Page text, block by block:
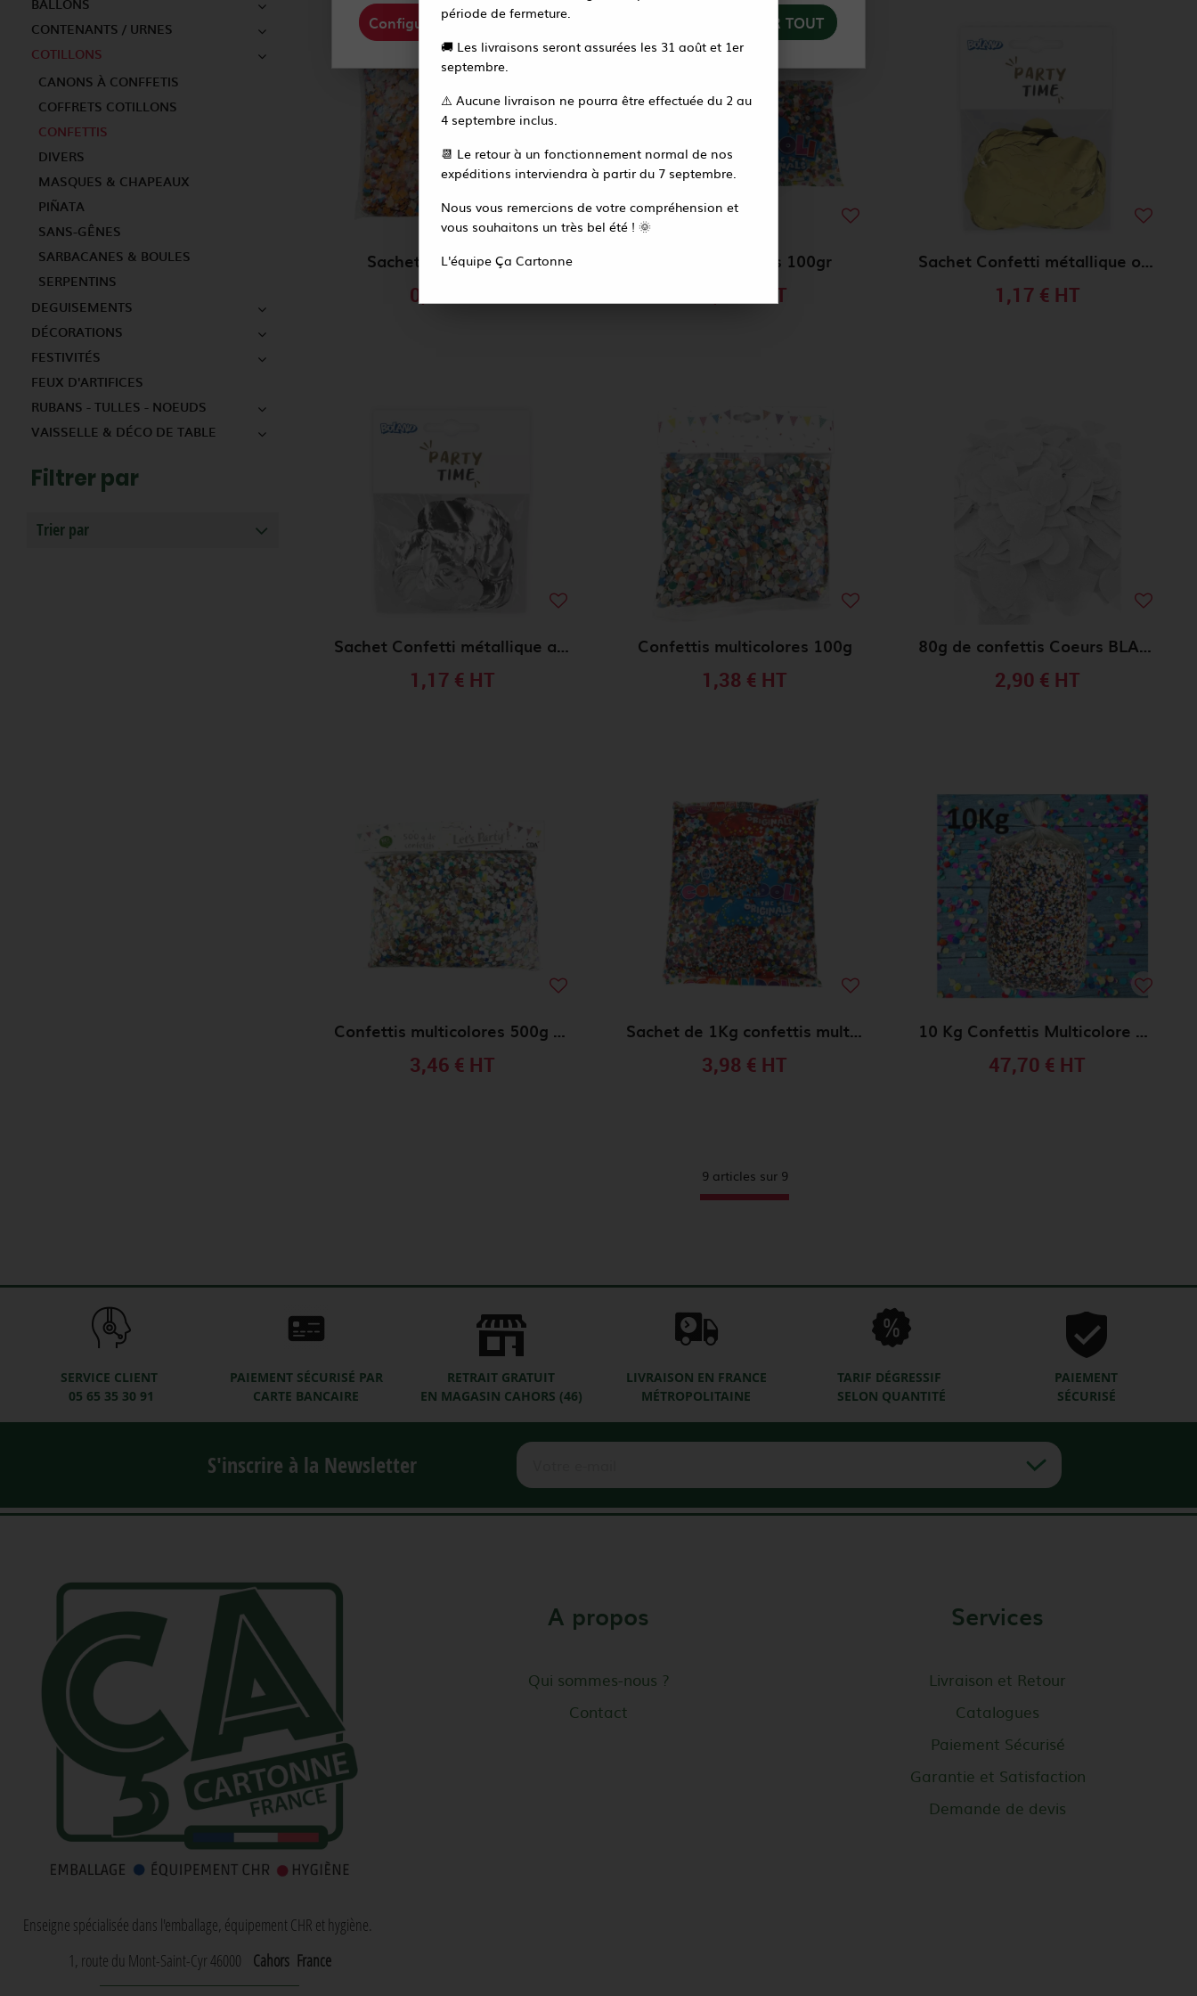
BALLONS
CONTENANTS / URNES
COTILLONS
CANONS À CONFFETIS
COFFRETS COTILLONS
CONFETTIS
DIVERS
MASQUES & CHAPEAUX
PIÑATA
SANS-GÊNES
SARBACANES & BOULES
SERPENTINS
DEGUISEMENTS
DÉCORATIONS
FESTIVITÉS
FEUX D'ARTIFICES
RUBANS - TULLES - NOEUDS
VAISSELLE & DÉCO DE TABLE
Filtrer par
Trier par
Sachet Confetti 100 g
0,61 €
Sac de confettis 100gr
HT
Sachet Confetti métallique or 30 g
1,17 € HT
Sachet Confetti métallique argent 30 g
1,17 € HT
Confettis multicolores 100g
1,38 € HT
80g de confettis Coeurs BLANC en boite décorée 5CM
2,90 € HT
Confettis multicolores 500g SC / CO22237SC
3,46 € HT
Sachet de 1Kg confettis multicolores /CO22320
3,98 € HT
10 Kg Confettis Multicolore CARNAVAL
47,70 € HT
9 articles sur 9
SERVICE CLIENT
05 65 35 30 91
PAIEMENT SÉCURISÉ PAR
CARTE BANCAIRE
RETRAIT GRATUIT
EN MAGASIN CAHORS (46)
LIVRAISON EN FRANCE
MÉTROPOLITAINE
TARIF DÉGRESSIF
SELON QUANTITÉ
PAIEMENT
SÉCURISÉ
S'inscrire à la Newsletter
Enseigne spécialisée dans l'emballage, équipement CHR et hygiène.
1, route du Mont-Saint-Cyr 46000 Cahors France
A propos
Qui sommes-nous ?
Contact
Services
Livraison et Retour
Catalogues
Paiement Sécurisé
Garantie et Satisfaction
Demande de devis
Configurer Tout refuser ACCEPTER TOUT
Vous recevrez alors un e-mail pour créer votre
nouveau mot de passe en quelques secondes.
Accéder à la page de connexion
période de fermeture.
🚚 Les livraisons seront assurées les 31 août et 1er
septembre.
⚠️ Aucune livraison ne pourra être effectuée du 2 au
4 septembre inclus.
📆 Le retour à un fonctionnement normal de nos
expéditions interviendra à partir du 7 septembre.
Nous vous remercions de votre compréhension et
vous souhaitons un très bel été ! 🌞
L'équipe Ça Cartonne